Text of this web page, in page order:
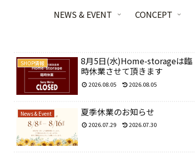
NEWS & EVENT CONCEPT
SHOP情報
8月5日(水)Home-storageは臨
時休業させて頂きます
2026.08.05 2026.08.05
News & Event 夏季休業のお知らせ
2026.07.29 2026.07.30